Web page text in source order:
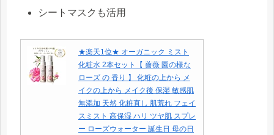
シートマスクも活用
★楽天1位★ オーガニック ミスト
化粧水 2本セット【 薔薇 園の様な
ローズ の 香り 】 化粧の上から メ
イクの上から メイク後 保湿 敏感肌
無添加 天然 化粧直し 肌荒れ フェイ
スミスト 高保湿 ハリ ツヤ肌 スプレ
ー ローズウォーター 誕生日 母の日